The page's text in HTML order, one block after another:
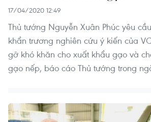
17/04/2020 12:49
Thủ tướng Nguyễn Xuân Phúc yêu
khẩn trương nghiên cứu ý kiến của
gỡ khó khăn cho xuất khẩu gạo và
gạo nếp, báo cáo Thủ tướng trong